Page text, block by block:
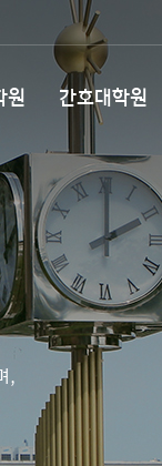
원 간호대학원
,